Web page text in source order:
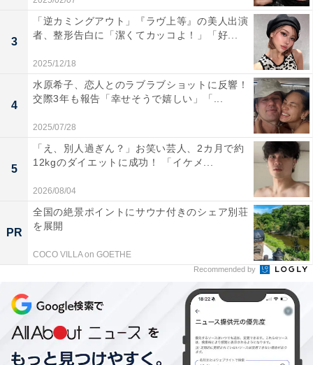
3
「逆カミングアウト」『ラヴ上等』の美人出演
者、整形告白に「潔くてカッコよ！」「好...
2025/12/18
4
水原希子、恋人とのラブラブショットに反響！
交際3年も報告「幸せそうで嬉しい」「...
2025/07/28
5
「え、別人過ぎん？」お笑い芸人、2カ月で約
12kgのダイエットに成功！ 「イケメ...
2026/08/04
PR
全国の絶景ポイントにサウナ付きのシェア別荘
を展開
COCO VILLA on GOETHE
Recommended by